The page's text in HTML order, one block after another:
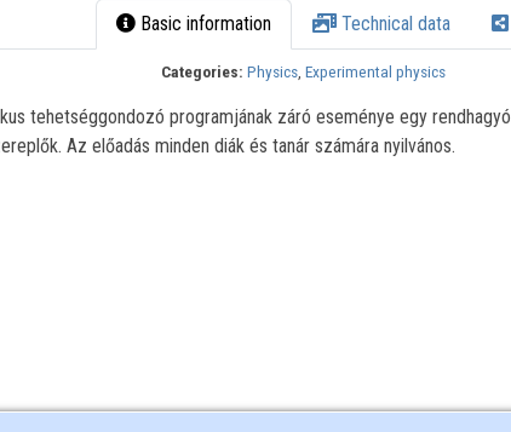
Basic information Technical data
Categories: Physics,Experimental physics
tehetséggondozó programjának záró eseménye egy rendhagyó
Az előadás minden diák és tanár számára nyilvános.